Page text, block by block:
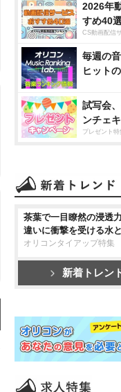
2026年
すめ40
CS動画配信
毎週の
ヒット
試写会
ンチェ
プレゼント特
茶葉で一目瞭然の浸透
違いに衝撃を受ける水
オリコンタイアップ特集
新着トレン